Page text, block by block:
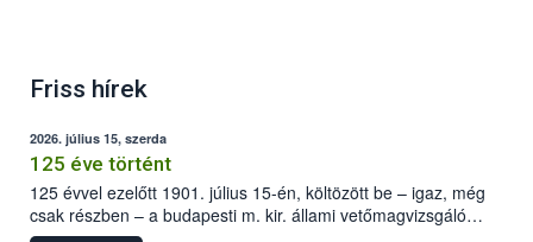
Friss hírek
2026. július 15, szerda
125 éve történt
125 évvel ezelőtt 1901. július 15-én, költözött be – igaz, még
csak részben – a budapesti m. kir. állami vetőmagvizsgáló